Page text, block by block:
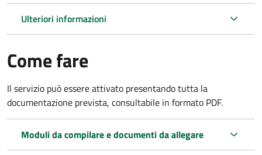
Ulteriori informazioni
Come fare
Il servizio può essere attivato presentando tutta la
documentazione prevista, consultabile in formato PDF.
Moduli da compilare e documenti da allegare